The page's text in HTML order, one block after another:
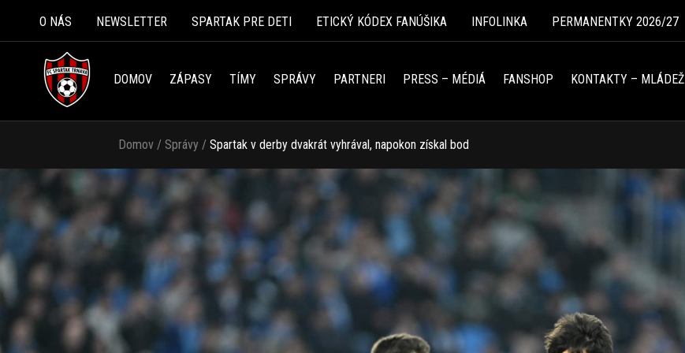
O NÁS NEWSLETTER SPARTAK PRE DETI ETICKÝ KÓDEX FANÚŠIKA INFOLINKA PERMANENTKY 2026/27
DOMOV ZÁPASY TÍMY SPRÁVY PARTNERI PRESS – MÉDIÁ FANSHOP KONTAKTY – MLÁDEŽ
Domov / Správy / Spartak v derby dvakrát vyhrával, napokon získal bod